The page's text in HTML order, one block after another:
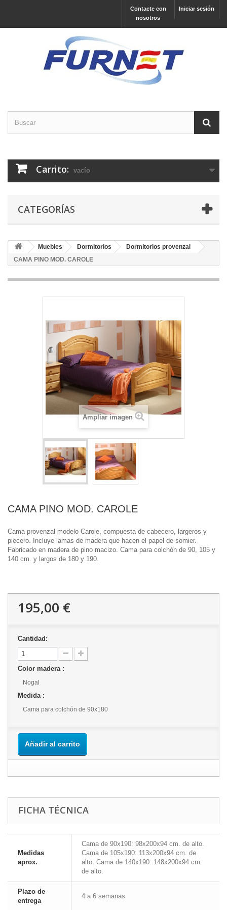
Iniciar sesión
Contacte con
nosotros
Carrito: vacío
CATEGORÍAS
Muebles Dormitorios
Dormitorios provenzal
CAMA PINO MOD. CAROLE
Ampliar imagen
CAMA PINO MOD. CAROLE
Cama provenzal modelo Carole, compuesta de cabecero, largeros y
piecero. Incluye lamas de madera que hacen el papel de somier.
Fabricado en madera de pino macizo. Cama para colchón de 90, 105 y
140 cm. y largos de 180 y 190.
195,00 €
Cantidad:
Color madera :
Nogal
Medida :
Cama para colchón de 90x180
Añadir al carrito
FICHA TÉCNICA
Medidas
aprox.
Cama de 90x190: 98x200x94 cm. de alto.
Cama de 105x190: 113x200x94 cm. de
alto. Cama de 140x190: 148x200x94 cm.
de alto.
Plazo de
entrega
4 a 6 semanas